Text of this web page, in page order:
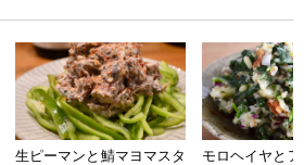
生ピーマンと鯖マヨマスタ
モロヘイヤと